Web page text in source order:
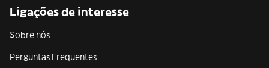
Ligações de interesse
Sobre nós
Perguntas Frequentes